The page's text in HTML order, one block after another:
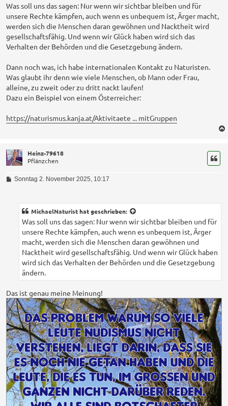
Was soll uns das sagen: Nur wenn wir sichtbar bleiben und für
unsere Rechte kämpfen, auch wenn es unbequem ist, Ärger macht,
werden sich die Menschen daran gewöhnen und Nacktheit wird
gesellschaftsfähig. Und wenn wir Glück haben wird sich das
Verhalten der Behörden und die Gesetzgebung ändern.
Dann noch was, ich habe internationalen Kontakt zu Naturisten.
Was glaubt ihr denn wie viele Menschen, ob Mann oder Frau,
alleine, zu zweit oder zu dritt nackt laufen!
Dazu ein Beispiel von einem Österreicher:
https://naturismus.kanja.at/Aktivitaete ... mitGruppen
Heinz-79618
Pflänzchen
BSonntag 2. November 2025, 10:17
MichaelNaturisthat geschrieben:
Was soll uns das sagen: Nur wenn wir sichtbar bleiben und für
unsere Rechte kämpfen, auch wenn es unbequem ist, Ärger
macht, werden sich die Menschen daran gewöhnen und
Nacktheit wird gesellschaftsfähig. Und wenn wir Glück haben
wird sich das Verhalten der Behörden und die Gesetzgebung
ändern.
Das ist genau meine Meinung!